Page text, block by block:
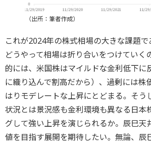
（出所：筆者作成）
これが2024年の株式相場の大きな課題
どうやって相場は折り合いをつけていく
的には、米国株はマイルドな金利低下に
に織り込んで割高だから）、過剰には株
はりモデレートな上昇にとどまる。そう
状況とは景況感も金利環境も異なる日本
グして強い上昇を演じられるか。辰巳天
値を目指す展開を期待したい。無論、辰